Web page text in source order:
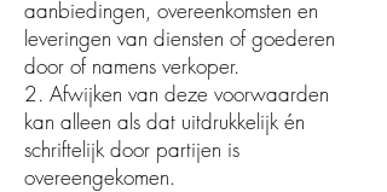
aanbiedingen, overeenkomsten en
leveringen van diensten of goederen
door of namens verkoper.
2. Afwijken van deze voorwaarden
kan alleen als dat uitdrukkelijk én
schriftelijk door partijen is
overeengekomen.